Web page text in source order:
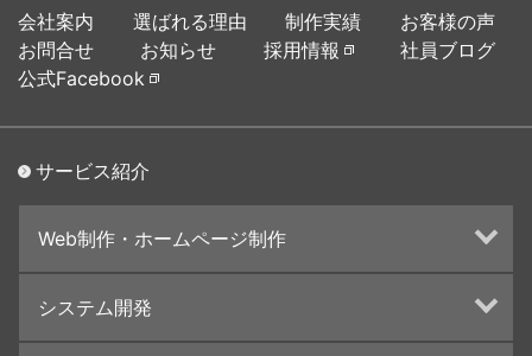
会社案内 選ばれる理由 制作実績
お客様の声
お問合せ
お知らせ 採用情報
社員ブログ
公式Facebook
サービス紹介
Web制作・ホームページ制作
ランディングページ制作
システム開発